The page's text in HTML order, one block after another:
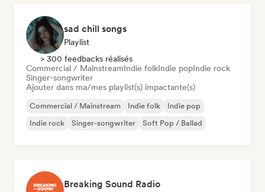
sad chill songs
Playlist
> 300 feedbacks réalisés
Commercial / MainstreamIndie folkIndie popIndie rock
Singer-songwriter
Ajouter dans ma/mes playlist(s) impactante(s)
Commercial / Mainstream Indie folk
Indie pop
Indie rock
Singer-songwriter Soft Pop / Ballad
Breaking Sound Radio